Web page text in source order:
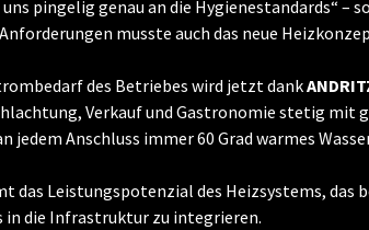
uns pingelig genau an die Hygienestandards“ –
musste auch das neue
des Betriebes wird jetzt dank
Verkauf und Gastronomie stetig mit
jedem Anschluss immer 60 Grad warmes
das Leistungspotenzial des Heizsystems, das
in die Infrastruktur zu integrieren.